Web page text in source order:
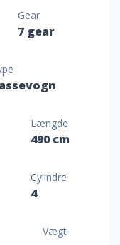
Gear
7 gear
Længde
490 cm
Cylindre
4
Vægt